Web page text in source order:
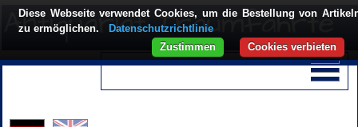
Diese Webseite verwendet Cookies, um die Bestellung von
zu ermöglichen.
Datenschutzrichtlinie
Cookies verbieten
Zustimmen